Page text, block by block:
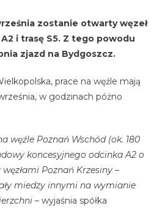
zostanie otwarty węzeł
i trasę S5. Z tego powodu
zjazd na Bydgoszcz.
prace na węźle mają
w godzinach późno
węźle Poznań Wschód (ok. 180
koncesyjnego odcinka A2 o
Poznań Krzesiny –
miedzy innymi na wymianie
–wyjaśnia spółka